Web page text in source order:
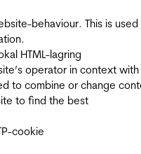
behaviour. This is
HTML-lagring
operator in context with
to combine or change
to find the best
cookie